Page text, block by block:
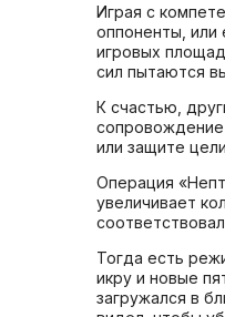
Играя с
оппоненты, или
игровых
сил пытаются
К счастью,
сопровождение
или защите
Операция
увеличивает
Тогда есть
икру и новые
загружался в